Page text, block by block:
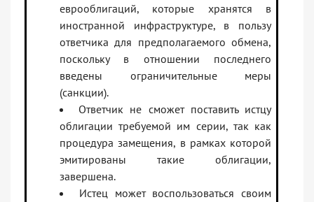
еврооблигаций, которые хранятся в
иностранной инфраструктуре, в пользу
ответчика для предполагаемого обмена,
поскольку в отношении последнего
введены ограничительные меры
(санкции).
Ответчик не сможет поставить истцу
облигации требуемой им серии, так как
процедура замещения, в рамках которой
эмитированы такие облигации,
завершена.
Истец может воспользоваться своим